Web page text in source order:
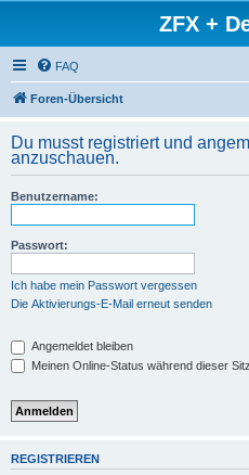
ZFX +
FAQ
Foren-Übersicht
Du musst registriert und
anzuschauen.
Benutzername:
Passwort:
Ich habe mein Passwort vergessen
Die Aktivierungs-E-Mail erneut senden
Angemeldet bleiben
Meinen Online-Status während dieser
REGISTRIEREN